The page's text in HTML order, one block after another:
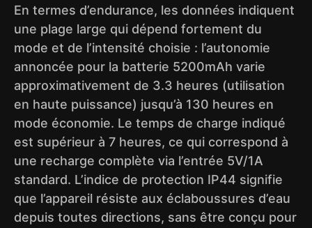
En termes d’endurance, les données indiquent
une plage large qui dépend fortement du
mode et de l’intensité choisie : l’autonomie
annoncée pour la batterie 5200mAh varie
approximativement de 3.3 heures (utilisation
en haute puissance) jusqu’à 130 heures en
mode économie. Le temps de charge indiqué
est supérieur à 7 heures, ce qui correspond à
une recharge complète via l’entrée 5V/1A
standard. L’indice de protection IP44 signifie
que l’appareil résiste aux éclaboussures d’eau
depuis toutes directions, sans être conçu pour